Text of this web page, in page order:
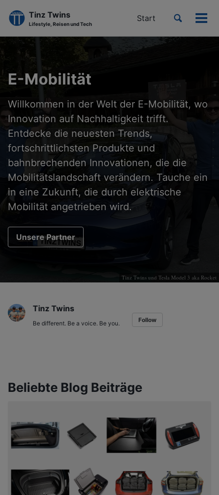
navigation
Tinz Twins
Lifestyle, Reisen und Tech
Start
Toggle
E-Mobilität
Willkommen in der Welt der E-Mobilität, wo
Innovation auf Nachhaltigkeit trifft.
Entdecke die neuesten Trends,
fortschrittlichsten Produkte und
bahnbrechenden Innovationen, die die
Mobilitätslandschaft verändern. Tauche ein
in eine Zukunft, die durch elektrische
Mobilität angetrieben wird.
Unsere Partner
Tinz Twins und Tesla Model 3 aka Rocket
Tinz Twins
Be different. Be a voice. Be you. Follow
Beliebte Blog Beiträge